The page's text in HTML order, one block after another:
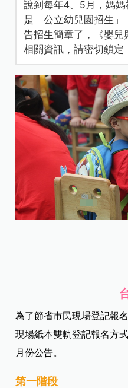
說到每年4、5月，媽
是「公立幼兒園招生
告招生簡章了，《嬰兒
相關資訊，請密切鎖定
為了節省市民現場登記報
現場紙本雙軌登記報名方
月份公告。
第一階段